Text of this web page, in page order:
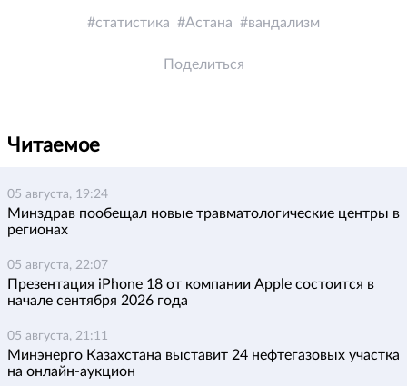
статистика Астана вандализм
Поделиться
Читаемое
05 августа, 19:24
Минздрав пообещал новые травматологические центры в
регионах
05 августа, 22:07
Презентация iPhone 18 от компании Apple состоится в
начале сентября 2026 года
05 августа, 21:11
Минэнерго Казахстана выставит 24 нефтегазовых участка
на онлайн-аукцион